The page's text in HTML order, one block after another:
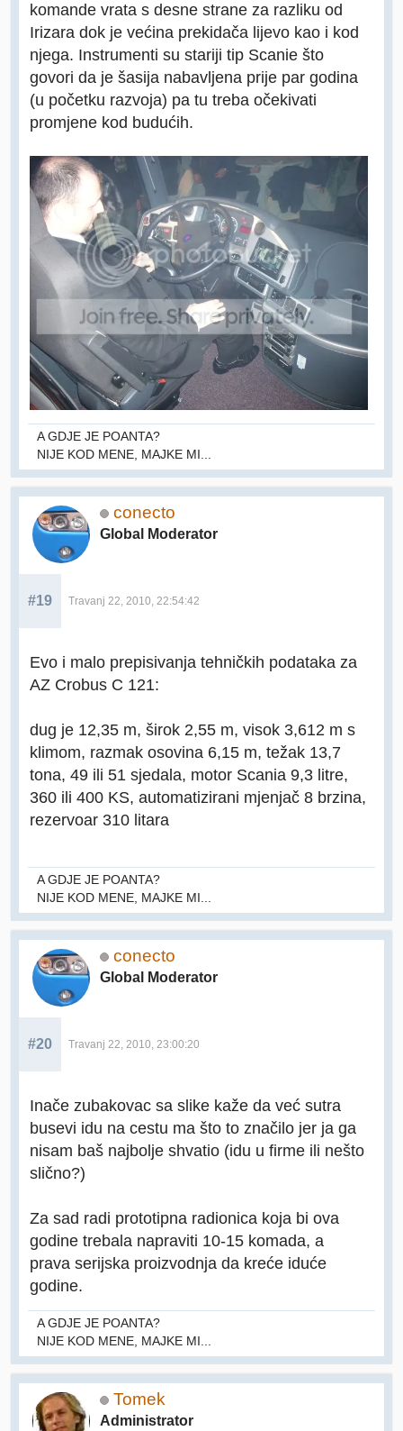
komande vrata s desne strane za razliku od
Irizara dok je većina prekidača lijevo kao i kod
njega. Instrumenti su stariji tip Scanie što
govori da je šasija nabavljena prije par godina
(u početku razvoja) pa tu treba očekivati
promjene kod budućih.
A GDJE JE POANTA?
NIJE KOD MENE, MAJKE MI...
conecto
Global Moderator
#19 Travanj 22, 2010, 22:54:42
Evo i malo prepisivanja tehničkih podataka za
AZ Crobus C 121:
dug je 12,35 m, širok 2,55 m, visok 3,612 m s
klimom, razmak osovina 6,15 m, težak 13,7
tona, 49 ili 51 sjedala, motor Scania 9,3 litre,
360 ili 400 KS, automatizirani mjenjač 8 brzina,
rezervoar 310 litara
A GDJE JE POANTA?
NIJE KOD MENE, MAJKE MI...
conecto
Global Moderator
#20 Travanj 22, 2010, 23:00:20
Inače zubakovac sa slike kaže da već sutra
busevi idu na cestu ma što to značilo jer ja ga
nisam baš najbolje shvatio (idu u firme ili nešto
slično?)
Za sad radi prototipna radionica koja bi ova
godine trebala napraviti 10-15 komada, a
prava serijska proizvodnja da kreće iduće
godine.
A GDJE JE POANTA?
NIJE KOD MENE, MAJKE MI...
Tomek
Administrator